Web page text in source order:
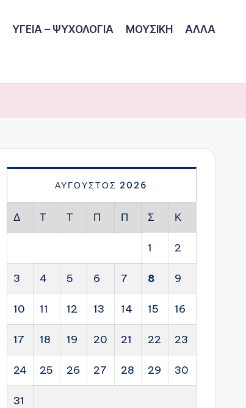
ΥΓΕΙΑ – ΨΥΧΟΛΟΓΙΑ ΜΟΥΣΙΚΗ ΑΛΛΑ
ΑΎΓΟΥΣΤΟΣ 2026
Δ Τ Τ Π Π Σ Κ
1 2
3 4 5 6 7 8 9
10 11 12 13 14 15 16
17 18 19 20 21 22 23
24 25 26 27 28 29 30
31